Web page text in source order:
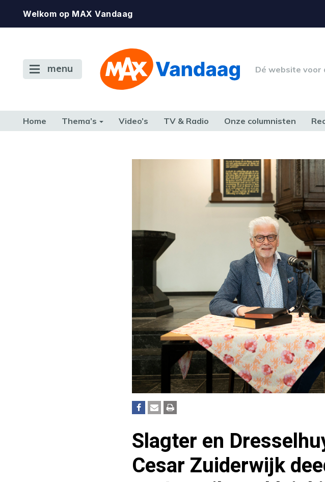
Welkom op MAX Vandaag
menu Dé website voor
Home Thema’s Video’s TV & Radio Onze columnisten
Slagter en
Cesar Zuiderwijk